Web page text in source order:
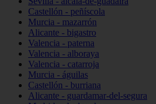
Castellón - peñíscola
Murcia - mazarrón
Alicante - bigastro
Valencia - paterna
Valencia - alboraya
Valencia - catarroja
Murcia - águilas
Castellón - burriana
Alicante - guardamar-del-segura